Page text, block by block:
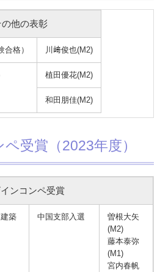
他の表彰
格） 川﨑俊也(M2)
植田優花(M2)
和田朋佳(M2)
受賞（2023年度）
ンコンペ受賞
築
中国支部入選
曽根大矢
(M2)
藤本泰弥
(M1)
宮内春帆